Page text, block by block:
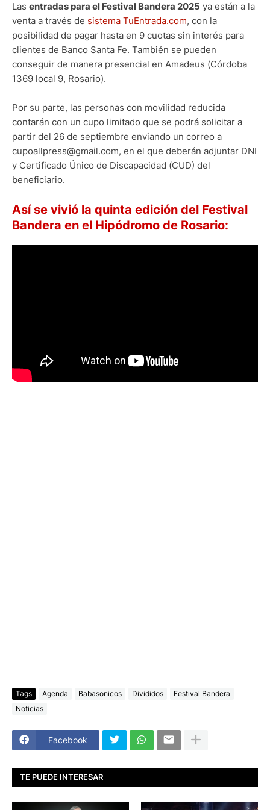
Las entradas para el Festival Bandera 2025 ya están a la
venta a través de sistema TuEntrada.com, con la
posibilidad de pagar hasta en 9 cuotas sin interés para
clientes de Banco Santa Fe. También se pueden
conseguir de manera presencial en Amadeus (Córdoba
1369 local 9, Rosario).
Por su parte, las personas con movilidad reducida
contarán con un cupo limitado que se podrá solicitar a
partir del 26 de septiembre enviando un correo a
cupoallpress@gmail.com, en el que deberán adjuntar DNI
y Certificado Único de Discapacidad (CUD) del
beneficiario.
Así se vivió la quinta edición del Festival
Bandera en el Hipódromo de Rosario:
Tags Agenda Babasonicos Divididos
Festival Bandera
Noticias
Facebook
TE PUEDE INTERESAR